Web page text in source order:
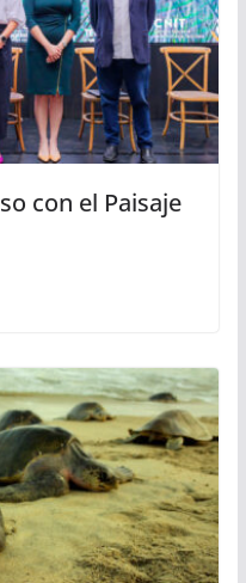
con el Paisaje